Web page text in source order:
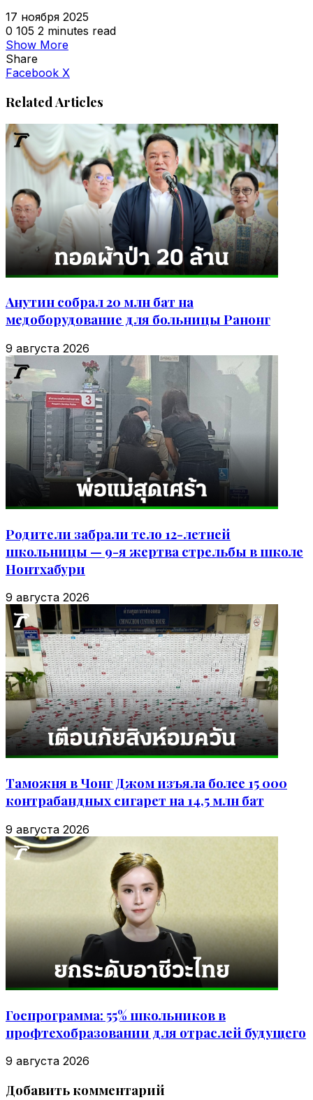
17 ноября 2025
0 105 2 minutes read
Show More
Share
Facebook X
Related Articles
Анутин собрал 20 млн бат на
медоборудование для больницы Ранонг
9 августа 2026
Родители забрали тело 12-летней
школьницы — 9-я жертва стрельбы в школе
Нонтхабури
9 августа 2026
Таможня в Чонг Джом изъяла более 15 000
контрабандных сигарет на 14,5 млн бат
9 августа 2026
Госпрограмма: 55% школьников в
профтехобразовании для отраслей будущего
9 августа 2026
Добавить комментарий